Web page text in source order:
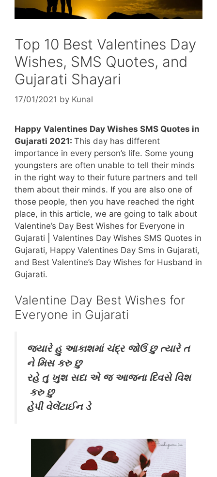
Top 10 Best Valentines Day
Wishes, SMS Quotes, and
Gujarati Shayari
17/01/2021 by Kunal
Happy Valentines Day Wishes SMS Quotes in
Gujarati 2021: This day has different
importance in every person’s life. Some young
youngsters are often unable to tell their minds
in the right way to their future partners and tell
them about their minds. If you are also one of
those people, then you have reached the right
place, in this article, we are going to talk about
Valentine’s Day Best Wishes for Everyone in
Gujarati | Valentines Day Wishes SMS Quotes in
Gujarati, Happy Valentines Day Sms in Gujarati,
and Best Valentine’s Day Wishes for Husband in
Gujarati.
Valentine Day Best Wishes for
Everyone in Gujarati
જ્યારે હુ આકાશમાં ચંદ્ર જોઉં છુ ત્યારે ત
ને મિસ કરુ છુ
રહે તુ ખુશ સદા એ જ આજના દિવસે વિશ
કરુ છુ
હેપી વેલેંટાઈન ડે